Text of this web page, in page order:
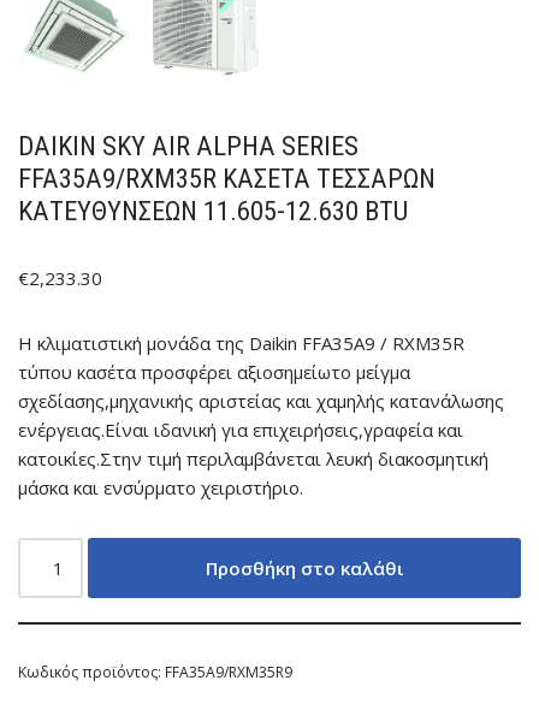
DAIKIN SKY AIR ALPHA SERIES
FFA35A9/RXM35R ΚΑΣΈΤΑ ΤΕΣΣΆΡΩΝ
ΚΑΤΕΥΘΎΝΣΕΩΝ 11.605-12.630 BTU
€2,233.30
Η κλιματιστική μονάδα της Daikin FFA35A9 / RXM35R
τύπου κασέτα προσφέρει αξιοσημείωτο μείγμα
σχεδίασης,μηχανικής αριστείας και χαμηλής κατανάλωσης
ενέργειας.Είναι ιδανική για επιχειρήσεις,γραφεία και
κατοικίες.Στην τιμή περιλαμβάνεται λευκή διακοσμητική
μάσκα και ενσύρματο χειριστήριο.
Προσθήκη στο καλάθι
Κωδικός προϊόντος: FFA35A9/RXM35R9